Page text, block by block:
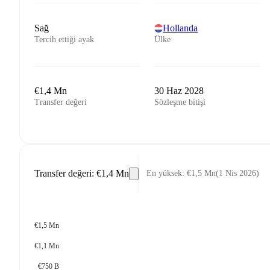
Sağ
Tercih ettiği ayak
Hollanda
Ülke
€1,4 Mn
Transfer değeri
30 Haz 2028
Sözleşme bitişi
Transfer değeri: €1,4 Mn En yüksek: €1,5 Mn(1 Nis 2026)
€1,5 Mn
€1,1 Mn
€750 B